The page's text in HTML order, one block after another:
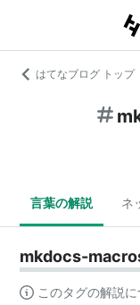
はてなブログ トップ
言葉の解説 ネ
mkdocs-
このタグの解説に